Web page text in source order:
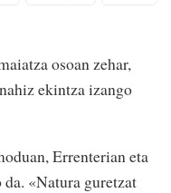
osoan zehar,
ekintza izango
Errenterian eta
«Natura guretzat